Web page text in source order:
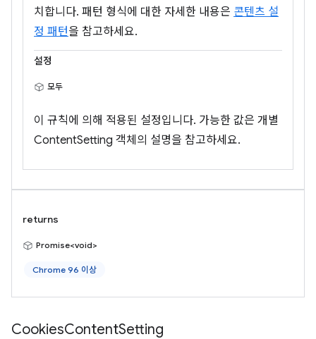
치합니다. 패턴 형식에 대한 자세한 내용은 콘텐츠 설
정 패턴을 참고하세요.
설정
모두
이 규칙에 의해 적용된 설정입니다. 가능한 값은 개별
ContentSetting 객체의 설명을 참고하세요.
returns
Promise<void>
Chrome 96 이상
CookiesContentSetting